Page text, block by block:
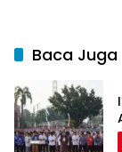
Baca Juga